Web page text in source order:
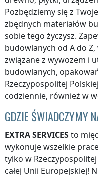
Pozbędziemy się z
zbędnych materiałów
sobie tego życzysz.
budowlanych od A do
związane z wywozem i
budowlanych,
Rzeczypospolitej Polskiej
codziennie, również w
GDZIE ŚWIADCZYMY
EXTRA SERVICESto
wykonuje wszelkie
tylko w
całej Unii Europejskiej!